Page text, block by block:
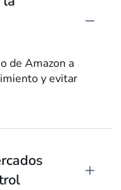
de Amazon a
y evitar